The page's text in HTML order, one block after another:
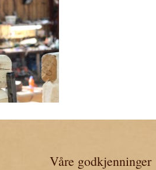
Våre godkjenninger